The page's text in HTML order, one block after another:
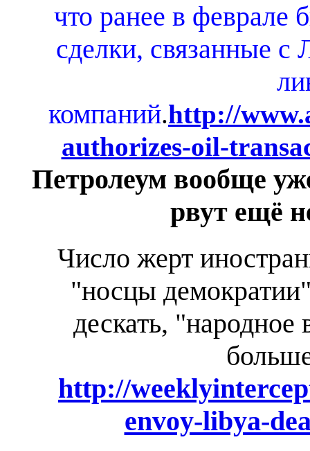
что ранее в феврале
сделки, связанные с
компаний.http://
authorizes-oil-
Петролеум вообще
рвут ещё
Число жерт
"носцы
дескать,
http://
envoy-libya-